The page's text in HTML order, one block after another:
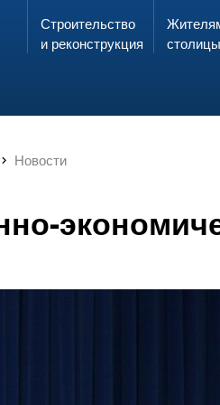
Строительство
и реконструкция
столицы
Новости